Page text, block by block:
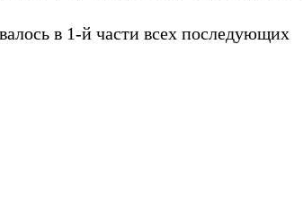
в 1-й части всех последующих